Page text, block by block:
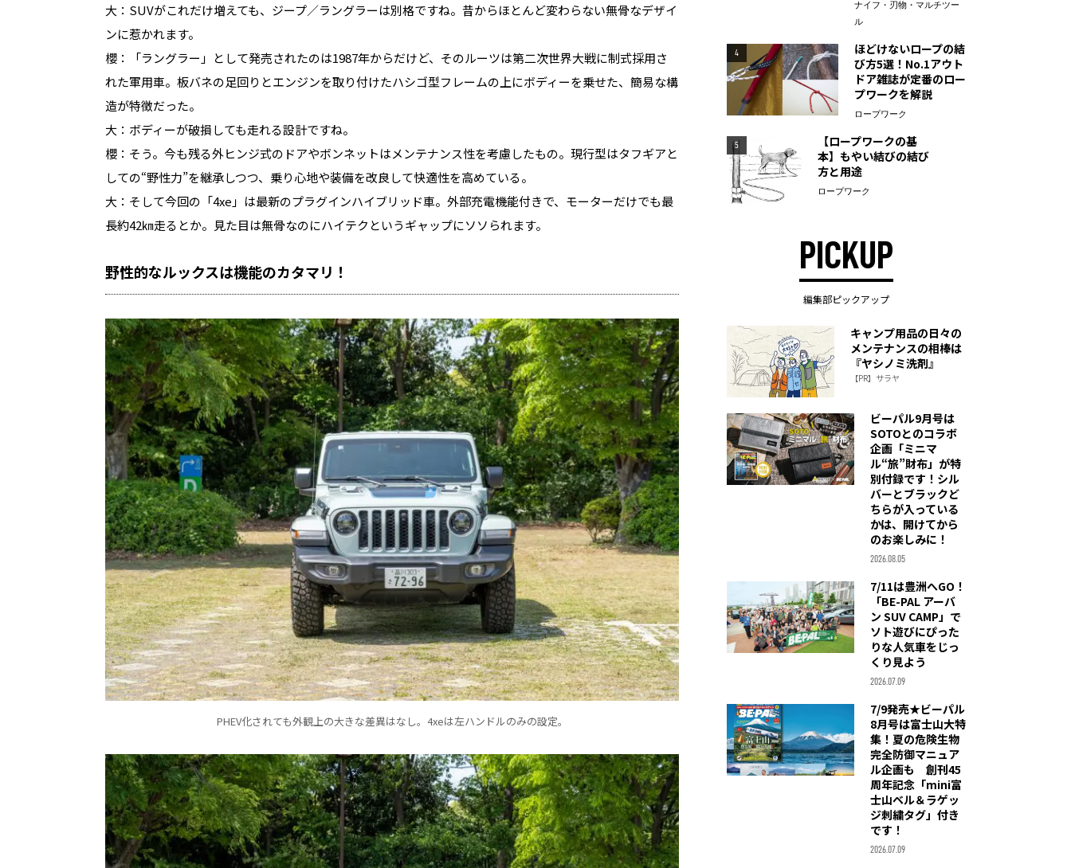
大：SUVがこれだけ増えても、ジープ／ラングラーは別格ですね。昔からほとんど変わらない無骨なデザイ
ンに惹かれます。
櫻：「ラングラー」として発売されたのは1987年からだけど、そのルーツは第二次世界大戦に制式採用さ
れた軍用車。板バネの足回りとエンジンを取り付けたハシゴ型フレームの上にボディーを乗せた、簡易な構
造が特徴だった。
大：ボディーが破損しても走れる設計ですね。
櫻：そう。今も残る外ヒンジ式のドアやボンネットはメンテナンス性を考慮したもの。現行型はタフギアと
しての“野性力”を継承しつつ、乗り心地や装備を改良して快適性を高めている。
大：そして今回の「4xe」は最新のプラグインハイブリッド車。外部充電機能付きで、モーターだけでも最
長約42㎞走るとか。見た目は無骨なのにハイテクというギャップにソソられます。
野性的なルックスは機能のカタマリ！
PHEV化されても外観上の大きな差異はなし。4xeは左ハンドルのみの設定。
ナイフ・刃物・マルチツー
ル
4
ほどけないロープの結
び方5選！No.1アウト
ドア雑誌が定番のロー
プワークを解説
ロープワーク
5
【ロープワークの基
本】もやい結びの結び
方と用途
ロープワーク
PICKUP
編集部ピックアップ
キャンプ用品の日々の
メンテナンスの相棒は
『ヤシノミ洗剤』
【PR】サラヤ
ビーパル9月号は
SOTOとのコラボ
企画「ミニマ
ル“旅”財布」が特
別付録です！シル
バーとブラックど
ちらが入っている
かは、開けてから
のお楽しみに！
2026.08.05
7/11は豊洲へGO！
「BE-PAL アーバ
ン SUV CAMP」で
ソト遊びにぴった
りな人気車をじっ
くり見よう
2026.07.09
7/9発売★ビーパル
8月号は富士山大特
集！夏の危険生物
完全防御マニュア
ル企画も 創刊45
周年記念「mini富
士山ベル＆ラゲッ
ジ刺繍タグ」付き
です！
2026.07.09